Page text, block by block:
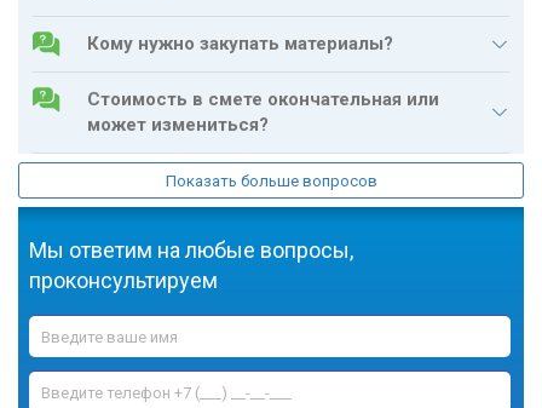
РЕМОНТ ПОЛА
СТЯЖКА ПОЛА
УКЛАДКА ПАРКЕТА
УКЛАДКА ПЛИТКИ
УКЛАДКА ЛАМИНАТА
УКЛАДКА ЛИНОЛЕУМА
УКЛАДКА КОВРОЛИНА
Кому нужно закупать материалы?
Стоимость в смете окончательная или
может измениться?
Показать больше вопросов
Мы ответим на любые вопросы,
проконсультируем
и найдем решение для любой вашей задачи